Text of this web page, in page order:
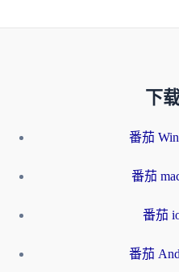
下
番茄
番茄
番茄
番茄